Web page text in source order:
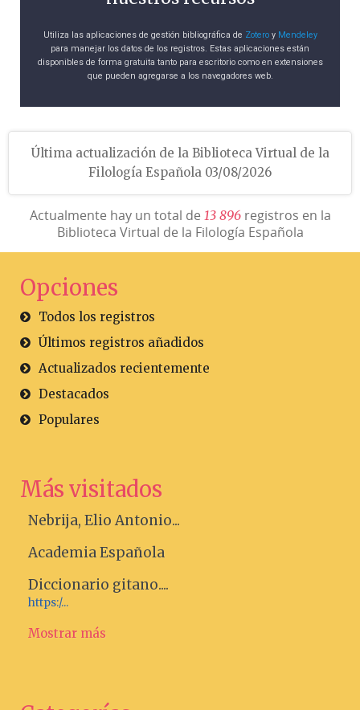
Manuel Alvar Ezquerra
Utiliza las aplicaciones de gestión bibliográfica de Zoteroy Mendeley
para manejar los datos de los registros. Estas aplicaciones están
disponibles de forma gratuita tanto para escritorio como en extensiones
que pueden agregarse a los navegadores web.
Última actualización de la Biblioteca Virtual de la
Filología Española 03/08/2026
Actualmente hay un total de 13 896registros en la
Biblioteca Virtual de la Filología Española
Opciones
Todos los registros
Últimos registros añadidos
Actualizados recientemente
Destacados
Populares
Más visitados
Nebrija, Elio Antonio...
Academia Española
Diccionario gitano....
https:/...
Mostrar más